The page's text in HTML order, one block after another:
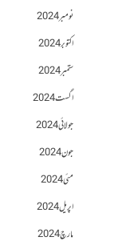
نومبر 2024
اکتوبر 2024
ستمبر 2024
اگست 2024
جولائی 2024
جون 2024
مئی 2024
اپریل 2024
مارچ 2024